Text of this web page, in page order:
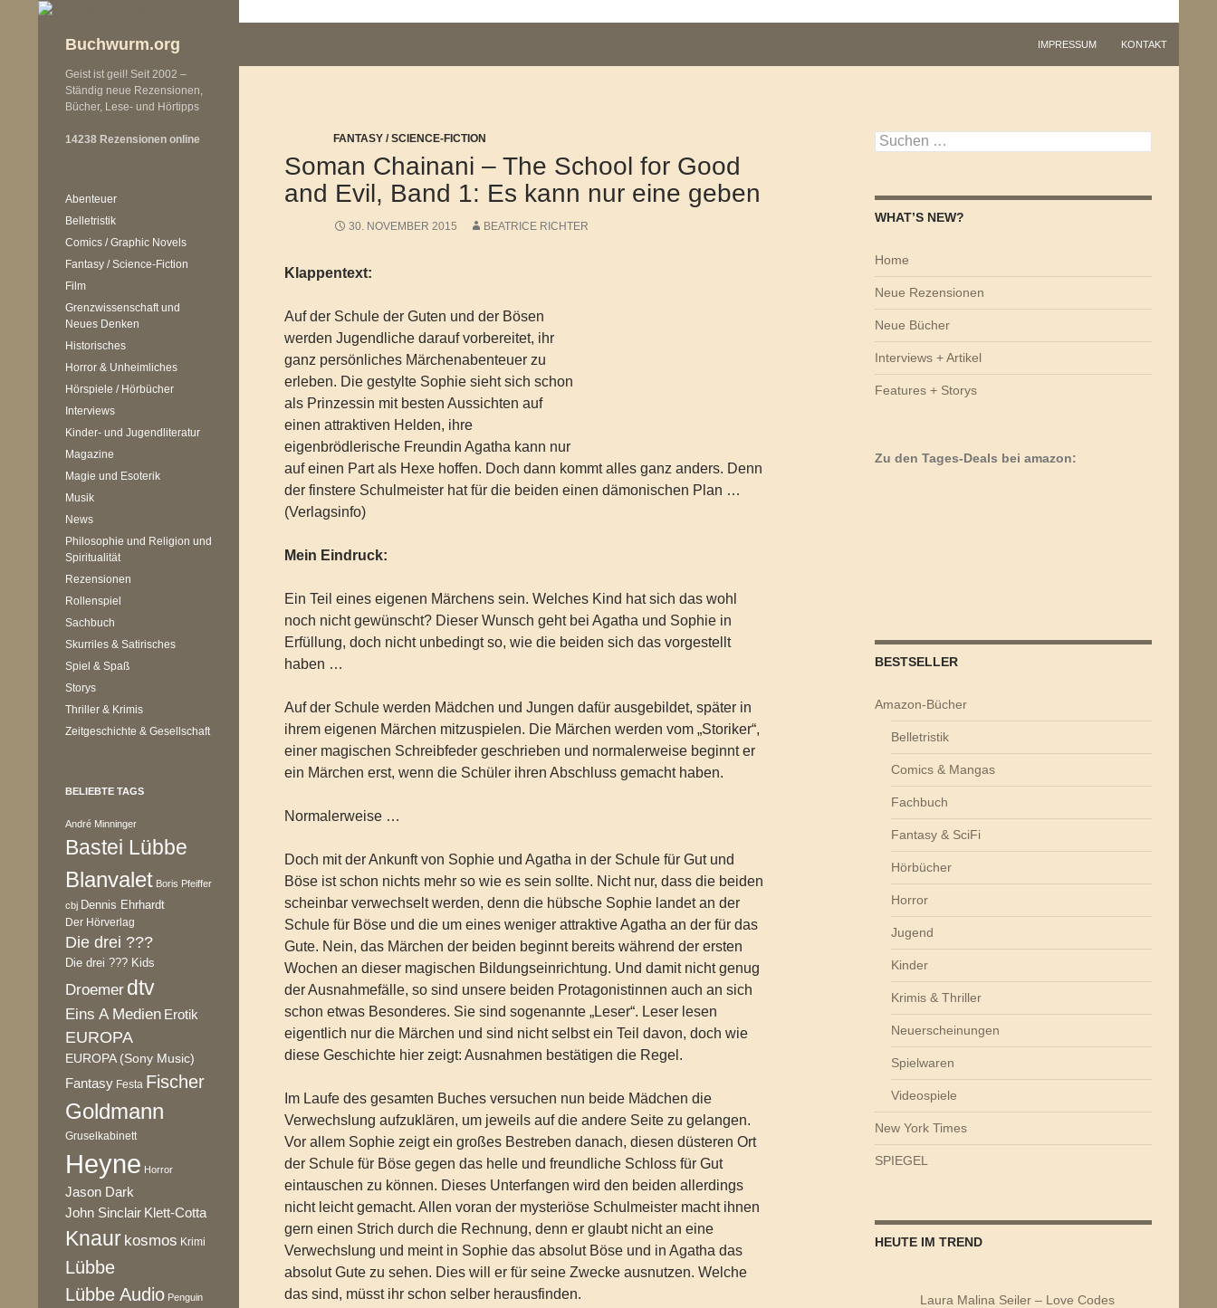
Buchwurm.org IMPRESSUM KONTAKT
FANTASY / SCIENCE-FICTION
Soman Chainani – The School for Good
and Evil, Band 1: Es kann nur eine geben
30. NOVEMBER 2015 BEATRICE RICHTER
Klappentext:
Auf der Schule der Guten und der Bösen
werden Jugendliche darauf vorbereitet, ihr
ganz persönliches Märchenabenteuer zu
erleben. Die gestylte Sophie sieht sich schon
als Prinzessin mit besten Aussichten auf
einen attraktiven Helden, ihre
eigenbrödlerische Freundin Agatha kann nur
auf einen Part als Hexe hoffen. Doch dann kommt alles ganz anders. Denn
der finstere Schulmeister hat für die beiden einen dämonischen Plan …
(Verlagsinfo)
Mein Eindruck:
Ein Teil eines eigenen Märchens sein. Welches Kind hat sich das wohl
noch nicht gewünscht? Dieser Wunsch geht bei Agatha und Sophie in
Erfüllung, doch nicht unbedingt so, wie die beiden sich das vorgestellt
haben …
Auf der Schule werden Mädchen und Jungen dafür ausgebildet, später in
ihrem eigenen Märchen mitzuspielen. Die Märchen werden vom „Storiker“,
einer magischen Schreibfeder geschrieben und normalerweise beginnt er
ein Märchen erst, wenn die Schüler ihren Abschluss gemacht haben.
Normalerweise …
Doch mit der Ankunft von Sophie und Agatha in der Schule für Gut und
Böse ist schon nichts mehr so wie es sein sollte. Nicht nur, dass die beiden
scheinbar verwechselt werden, denn die hübsche Sophie landet an der
Schule für Böse und die um eines weniger attraktive Agatha an der für das
Gute. Nein, das Märchen der beiden beginnt bereits während der ersten
Wochen an dieser magischen Bildungseinrichtung. Und damit nicht genug
der Ausnahmefälle, so sind unsere beiden Protagonistinnen auch an sich
schon etwas Besonderes. Sie sind sogenannte „Leser“. Leser lesen
eigentlich nur die Märchen und sind nicht selbst ein Teil davon, doch wie
diese Geschichte hier zeigt: Ausnahmen bestätigen die Regel.
Im Laufe des gesamten Buches versuchen nun beide Mädchen die
Verwechslung aufzuklären, um jeweils auf die andere Seite zu gelangen.
Vor allem Sophie zeigt ein großes Bestreben danach, diesen düsteren Ort
der Schule für Böse gegen das helle und freundliche Schloss für Gut
eintauschen zu können. Dieses Unterfangen wird den beiden allerdings
nicht leicht gemacht. Allen voran der mysteriöse Schulmeister macht ihnen
gern einen Strich durch die Rechnung, denn er glaubt nicht an eine
Verwechslung und meint in Sophie das absolut Böse und in Agatha das
absolut Gute zu sehen. Dies will er für seine Zwecke ausnutzen. Welche
das sind, müsst ihr schon selber herausfinden.
Suchen
nach:
WHAT’S NEW?
Home
Neue Rezensionen
Neue Bücher
Interviews + Artikel
Features + Storys
Zu den Tages-Deals bei amazon:
BESTSELLER
Amazon-Bücher
Belletristik
Comics & Mangas
Fachbuch
Fantasy & SciFi
Hörbücher
Horror
Jugend
Kinder
Krimis & Thriller
Neuerscheinungen
Spielwaren
Videospiele
New York Times
SPIEGEL
HEUTE IM TREND
Laura Malina Seiler – Love Codes
Geist ist geil! Seit 2002 –
Ständig neue Rezensionen,
Bücher, Lese- und Hörtipps
14238 Rezensionen online
Abenteuer
Belletristik
Comics / Graphic Novels
Fantasy / Science-Fiction
Film
Grenzwissenschaft und
Neues Denken
Historisches
Horror & Unheimliches
Hörspiele / Hörbücher
Interviews
Kinder- und Jugendliteratur
Magazine
Magie und Esoterik
Musik
News
Philosophie und Religion und
Spiritualität
Rezensionen
Rollenspiel
Sachbuch
Skurriles & Satirisches
Spiel & Spaß
Storys
Thriller & Krimis
Zeitgeschichte & Gesellschaft
BELIEBTE TAGS
André Minninger
Bastei Lübbe
Blanvalet Boris Pfeiffer
cbj Dennis Ehrhardt
Der Hörverlag
Die drei ???
Die drei ??? Kids
Droemer dtv
Eins A Medien Erotik
EUROPA
EUROPA (Sony Music)
Fantasy Festa Fischer
Goldmann
Gruselkabinett
Heyne Horror
Jason Dark
John Sinclair Klett-Cotta
Knaur kosmos Krimi
Lübbe
Lübbe Audio Penguin